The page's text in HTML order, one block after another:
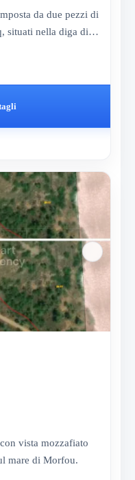
da due pezzi di
situati nella diga di
vista mozzafiato
mare di Morfou.